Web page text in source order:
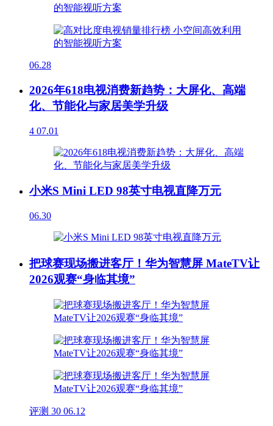
06.28
2026年618电视消费新趋势：大屏化、高端
化、节能化与家居美学升级
4 07.01
小米S Mini LED 98英寸电视直降万元
06.30
把球赛现场搬进客厅！华为智慧屏 MateTV让
2026观赛“身临其境”
评测 30 06.12